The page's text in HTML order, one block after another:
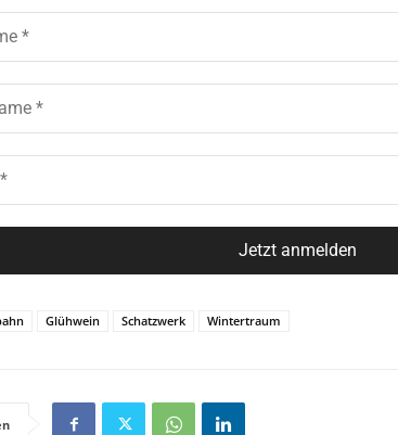
Glühwein Schatzwerk Wintertraum